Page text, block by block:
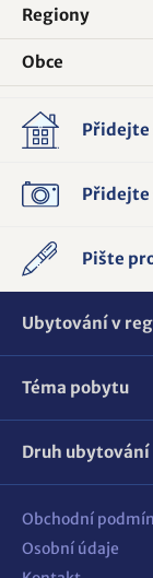
Regiony
Obce
Přidejte
Přidejte
Pište
Ubytování v
Téma pobytu
Druh ubytování
Obchodní
Osobní údaje